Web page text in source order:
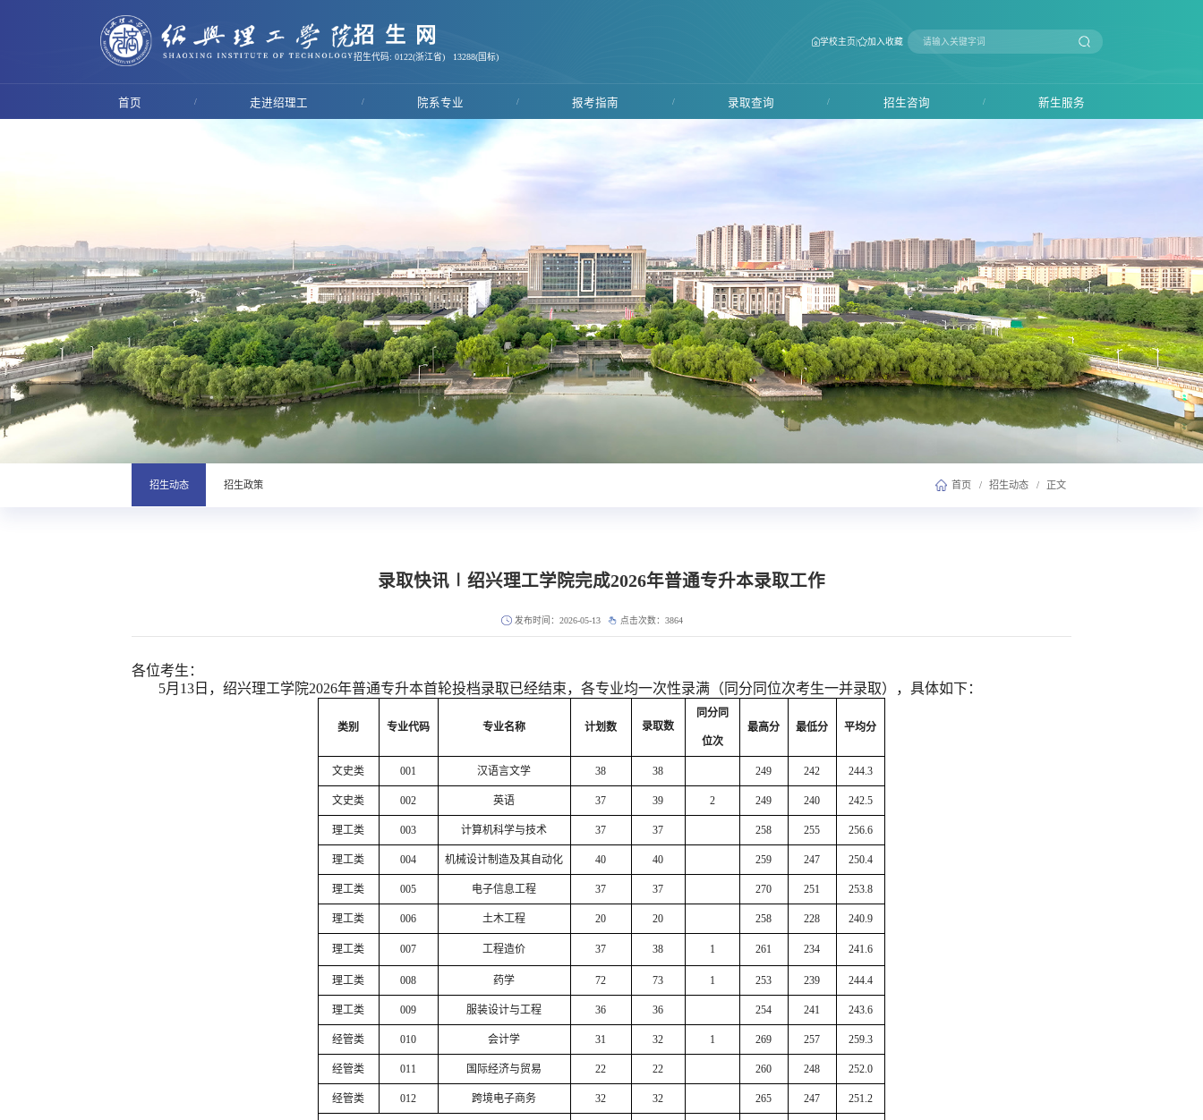
招生网
招生代码: 0122(浙江省) 13288(国标)
学校主页| 加入收藏
首页 / 走进绍理工 / 院系专业 / 报考指南 / 录取查询 / 招生咨询 / 新生服务
招生动态 招生政策 首页 / 招生动态 / 正文
录取快讯∣绍兴理工学院完成2026年普通专升本录取工作
发布时间：2026-05-13 点击次数：3864
各位考生：
5月13日，绍兴理工学院2026年普通专升本首轮投档录取已经结束，各专业均一次性录满（同分同位次考生一并录取），具体如下：
类别 专业代码 专业名称 计划数 录取数
同分同
位次
最高分 最低分 平均分
文史类 001 汉语言文学 38 38 249 242 244.3
文史类 002 英语 37 39 2 249 240 242.5
理工类 003 计算机科学与技术 37 37 258 255 256.6
理工类 004 机械设计制造及其自动化 40 40 259 247 250.4
理工类 005 电子信息工程 37 37 270 251 253.8
理工类 006 土木工程 20 20 258 228 240.9
理工类 007 工程造价 37 38 1 261 234 241.6
理工类 008 药学 72 73 1 253 239 244.4
理工类 009 服装设计与工程 36 36 254 241 243.6
经管类 010 会计学 31 32 1 269 257 259.3
经管类 011 国际经济与贸易 22 22 260 248 252.0
经管类 012 跨境电子商务 32 32 265 247 251.2